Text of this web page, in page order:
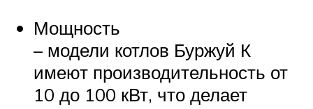
Мощность
– модели котлов Буржуй К
имеют производительность от
10 до 100 кВт, что делает